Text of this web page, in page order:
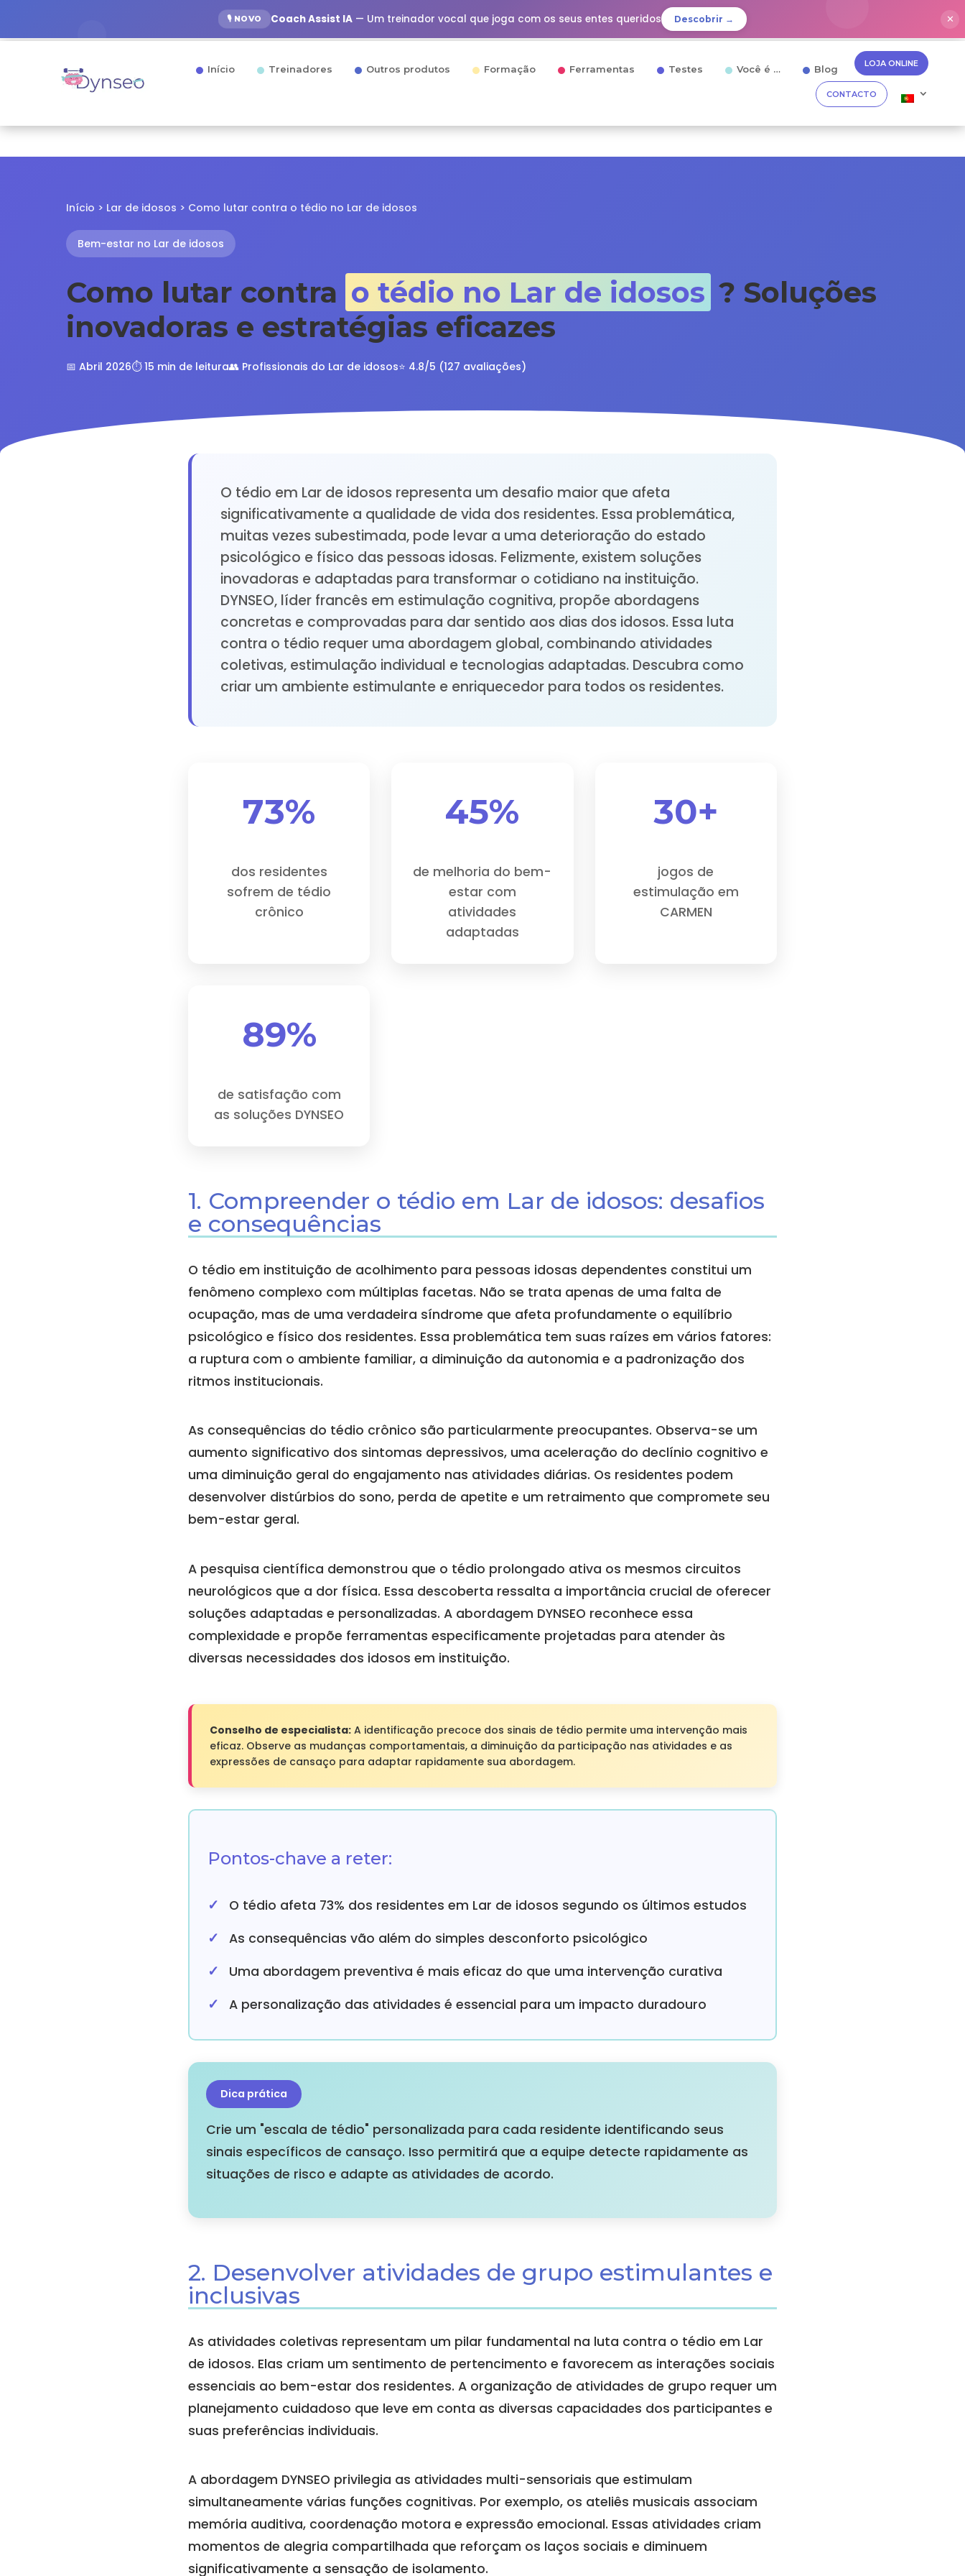
🎙️ NOVO Coach Assist IA— Um treinador vocal que joga com os seus entes queridos Descobrir → ✕
Início Treinadores Outros produtos Formação Ferramentas Testes Você é … Blog LOJA ONLINE
CONTACTO
Início > Lar de idosos > Como lutar contra o tédio no Lar de idosos
Bem-estar no Lar de idosos
Como lutar contra o tédio no Lar de idosos ? Soluções
inovadoras e estratégias eficazes
📅 Abril 2026⏱️ 15 min de leitura👥 Profissionais do Lar de idosos⭐ 4.8/5 (127 avaliações)
O tédio em Lar de idosos representa um desafio maior que afeta
significativamente a qualidade de vida dos residentes. Essa problemática,
muitas vezes subestimada, pode levar a uma deterioração do estado
psicológico e físico das pessoas idosas. Felizmente, existem soluções
inovadoras e adaptadas para transformar o cotidiano na instituição.
DYNSEO, líder francês em estimulação cognitiva, propõe abordagens
concretas e comprovadas para dar sentido aos dias dos idosos. Essa luta
contra o tédio requer uma abordagem global, combinando atividades
coletivas, estimulação individual e tecnologias adaptadas. Descubra como
criar um ambiente estimulante e enriquecedor para todos os residentes.
73%
dos residentes
sofrem de tédio
crônico
45%
de melhoria do bem-
estar com
atividades
adaptadas
30+
jogos de
estimulação em
CARMEN
89%
de satisfação com
as soluções DYNSEO
1. Compreender o tédio em Lar de idosos: desafios
e consequências
O tédio em instituição de acolhimento para pessoas idosas dependentes constitui um
fenômeno complexo com múltiplas facetas. Não se trata apenas de uma falta de
ocupação, mas de uma verdadeira síndrome que afeta profundamente o equilíbrio
psicológico e físico dos residentes. Essa problemática tem suas raízes em vários fatores:
a ruptura com o ambiente familiar, a diminuição da autonomia e a padronização dos
ritmos institucionais.
As consequências do tédio crônico são particularmente preocupantes. Observa-se um
aumento significativo dos sintomas depressivos, uma aceleração do declínio cognitivo e
uma diminuição geral do engajamento nas atividades diárias. Os residentes podem
desenvolver distúrbios do sono, perda de apetite e um retraimento que compromete seu
bem-estar geral.
A pesquisa científica demonstrou que o tédio prolongado ativa os mesmos circuitos
neurológicos que a dor física. Essa descoberta ressalta a importância crucial de oferecer
soluções adaptadas e personalizadas. A abordagem DYNSEO reconhece essa
complexidade e propõe ferramentas especificamente projetadas para atender às
diversas necessidades dos idosos em instituição.
Conselho de especialista:A identificação precoce dos sinais de tédio permite uma intervenção mais
eficaz. Observe as mudanças comportamentais, a diminuição da participação nas atividades e as
expressões de cansaço para adaptar rapidamente sua abordagem.
Pontos-chave a reter:
O tédio afeta 73% dos residentes em Lar de idosos segundo os últimos estudos
As consequências vão além do simples desconforto psicológico
Uma abordagem preventiva é mais eficaz do que uma intervenção curativa
A personalização das atividades é essencial para um impacto duradouro
Dica prática
Crie um "escala de tédio" personalizada para cada residente identificando seus
sinais específicos de cansaço. Isso permitirá que a equipe detecte rapidamente as
situações de risco e adapte as atividades de acordo.
2. Desenvolver atividades de grupo estimulantes e
inclusivas
As atividades coletivas representam um pilar fundamental na luta contra o tédio em Lar
de idosos. Elas criam um sentimento de pertencimento e favorecem as interações sociais
essenciais ao bem-estar dos residentes. A organização de atividades de grupo requer um
planejamento cuidadoso que leve em conta as diversas capacidades dos participantes e
suas preferências individuais.
A abordagem DYNSEO privilegia as atividades multi-sensoriais que estimulam
simultaneamente várias funções cognitivas. Por exemplo, os ateliês musicais associam
memória auditiva, coordenação motora e expressão emocional. Essas atividades criam
momentos de alegria compartilhada que reforçam os laços sociais e diminuem
significativamente a sensação de isolamento.